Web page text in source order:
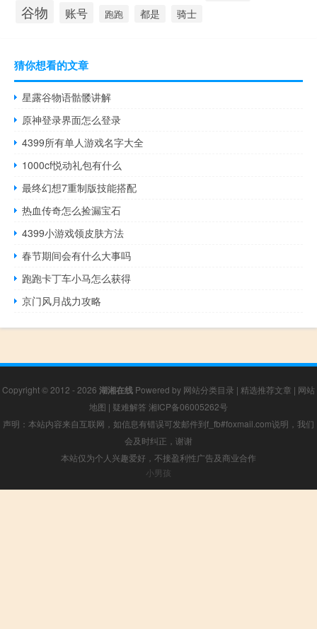
谷物 账号 跑跑 都是 骑士
猜你想看的文章
星露谷物语骷髅讲解
原神登录界面怎么登录
4399所有单人游戏名字大全
1000cf悦动礼包有什么
最终幻想7重制版技能搭配
热血传奇怎么捡漏宝石
4399小游戏领皮肤方法
春节期间会有什么大事吗
跑跑卡丁车小马怎么获得
京门风月战力攻略
Copyright © 2012 - 2026 湖湘在线 Powered by 网站分类目录 | 精选推荐文章 | 网站
地图 | 疑难解答 湘ICP备06005262号
声明：本站内容来自互联网，如信息有错误可发邮件到f_fb#foxmail.com说明，我们
会及时纠正，谢谢
本站仅为个人兴趣爱好，不接盈利性广告及商业合作
小男孩